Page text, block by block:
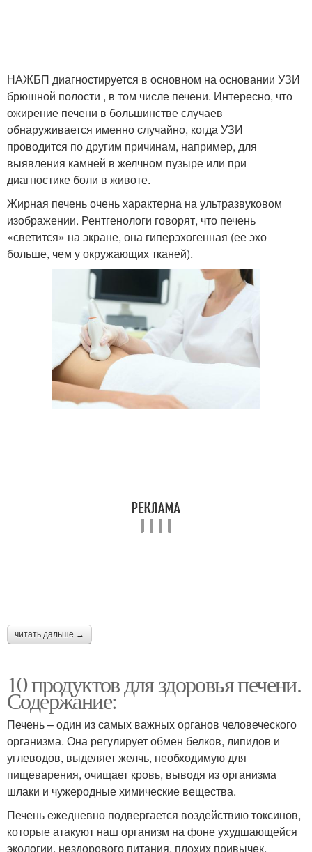
НАЖБП диагностируется в основном на основании УЗИ
брюшной полости , в том числе печени. Интересно, что
ожирение печени в большинстве случаев
обнаруживается именно случайно, когда УЗИ
проводится по другим причинам, например, для
выявления камней в желчном пузыре или при
диагностике боли в животе.
Жирная печень очень характерна на ультразвуковом
изображении. Рентгенологи говорят, что печень
«светится» на экране, она ​​гиперэхогенная (ее эхо
больше, чем у окружающих тканей).
читать дальше →
10 продуктов для здоровья печени.
Содержание:
Печень – один из самых важных органов человеческого
организма. Она регулирует обмен белков, липидов и
углеводов, выделяет желчь, необходимую для
пищеварения, очищает кровь, выводя из организма
шлаки и чужеродные химические вещества.
Печень ежедневно подвергается воздействию токсинов,
которые атакуют наш организм на фоне ухудшающейся
экологии, нездорового питания, плохих привычек,